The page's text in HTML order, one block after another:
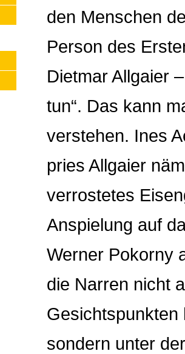
den Menschen
Person des
Dietmar Allgaier
tun“. Das kann
verstehen. Ines
pries Allgaier
verrostetes
Anspielung auf
Werner Pokorny
die Narren nicht
sondern unter